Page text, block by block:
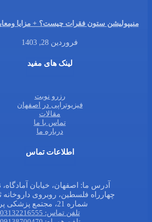
منیپولیشن ستون فقرات چیست؟ + مزایا
فروردین 28, 1403
لینک های مفید
رزرو نوبت
فیزیوتراپی در اصفهان
مقالات
تماس با ما
درباره ما
اطلاعات تماس
آدرس ما: اصفهان، خیابان آمادگاه،
چهارراه فلسطین، روبروی داروخانه
شماره 21، مجتمع پزشکی پرتو
تلفن تماس: 03132216555